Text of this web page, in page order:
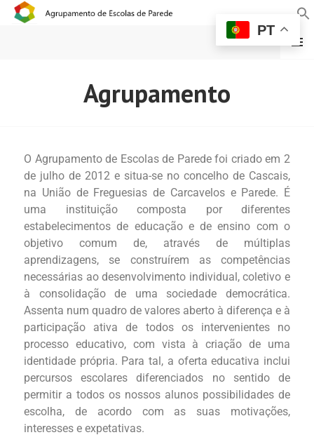
AGRUPAMENTO DE
MENU
Agrupamento
O Agrupamento de Escolas de Parede foi criado em 2
de julho de 2012 e situa-se no concelho de Cascais,
na União de Freguesias de Carcavelos e Parede. É
uma instituição composta por diferentes
estabelecimentos de educação e de ensino com o
objetivo comum de, através de múltiplas
aprendizagens, se construírem as competências
necessárias ao desenvolvimento individual, coletivo e
à consolidação de uma sociedade democrática.
Assenta num quadro de valores aberto à diferença e à
participação ativa de todos os intervenientes no
processo educativo, com vista à criação de uma
identidade própria. Para tal, a oferta educativa inclui
percursos escolares diferenciados no sentido de
permitir a todos os nossos alunos possibilidades de
escolha, de acordo com as suas motivações,
interesses e expetativas.
PT